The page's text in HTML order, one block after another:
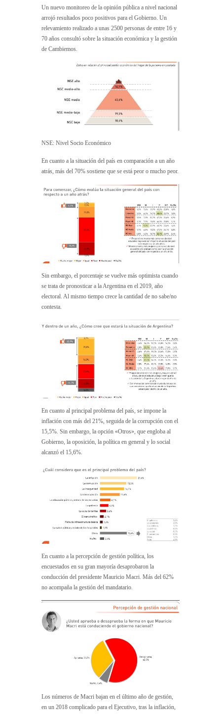
Un nuevo monitoreo de la opinión pública a nivel nacional
arrojó resultados poco positivos para el Gobierno. Un
relevamiento realizado a unas 2500 personas de entre 16 y
70 años consultó sobre la situación económica y la gestión
de Cambiemos.
NSE: Nivel Socio Económico
En cuanto a la situación del país en comparación a un año
atrás, más del 70% sostiene que se está peor o mucho peor.
Sin embargo, el porcentaje se vuelve más optimista cuando
se trata de pronosticar a la Argentina en el 2019, año
electoral. Al mismo tiempo crece la cantidad de no sabe/no
contesta.
En cuanto al principal problema del país, se impone la
inflación con más del 21%, seguida de la corrupción con el
15,5%. Sin embargo, la opción «Otros», que engloba al
Gobierno, la oposición, la política en general y lo social
alcanzó el 15,6%.
En cuanto a la percepción de gestión política, los
encuestados en su gran mayoría desaprobaron la
conducción del presidente Mauricio Macri. Más del 62%
no acompaña la gestión del mandatario.
Los números de Macri bajan en el último año de gestión,
en un 2018 complicado para el Ejecutivo, tras la inflación,